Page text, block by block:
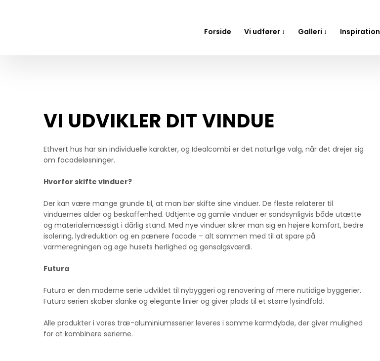
Forside Vi udfører ↓ Galleri ↓ Inspiration
VI UDVIKLER DIT VINDUE
Ethvert hus har sin individuelle karakter, og Idealcombi er det naturlige valg, når det drejer sig
om facadeløsninger.
Hvorfor skifte vinduer?
Der kan være mange grunde til, at man bør skifte sine vinduer. De fleste relaterer til
vinduernes alder og beskaffenhed. Udtjente og gamle vinduer er sandsynligvis både utætte
og materialemæssigt i dårlig stand. Med nye vinduer sikrer man sig en højere komfort, bedre
isolering, lydreduktion og en pænere facade – alt sammen med til at spare på
varmeregningen og øge husets herlighed og gensalgsværdi.
Futura
Futura er den moderne serie udviklet til nybyggeri og renovering af mere nutidige byggerier.
Futura serien skaber slanke og elegante linier og giver plads til et større lysindfald.
Alle produkter i vores træ-aluminiumsserier leveres i samme karmdybde, der giver mulighed
for at kombinere serierne.